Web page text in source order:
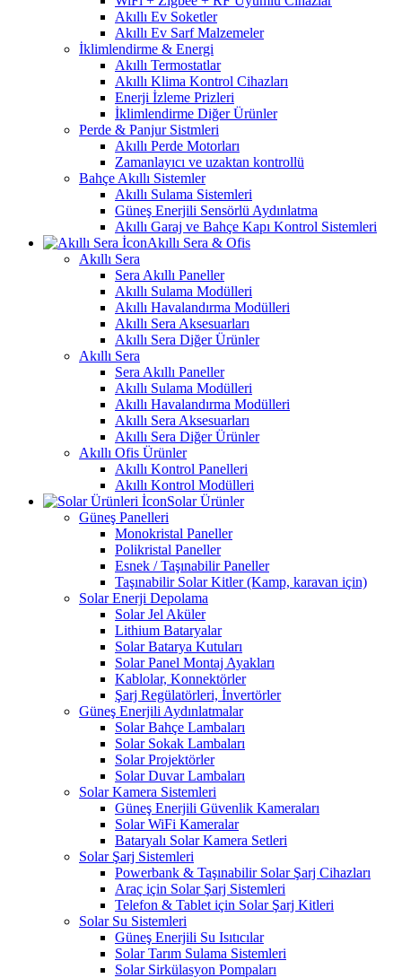
Akıllı Ev Soketler
Akıllı Ev Sarf Malzemeler
İklimlendirme & Energi
Akıllı Termostatlar
Akıllı Klima Kontrol Cihazları
Enerji İzleme Prizleri
İklimlendirme Diğer Ürünler
Perde & Panjur Sistmleri
Akıllı Perde Motorları
Zamanlayıcı ve uzaktan kontrollü
Bahçe Akıllı Sistemler
Akıllı Sulama Sistemleri
Güneş Enerjili Sensörlü Aydınlatma
Akıllı Garaj ve Bahçe Kapı Kontrol Sistemleri
Akıllı Sera & Ofis
Akıllı Sera
Sera Akıllı Paneller
Akıllı Sulama Modülleri
Akıllı Havalandırma Modülleri
Akıllı Sera Aksesuarları
Akıllı Sera Diğer Ürünler
Akıllı Sera
Sera Akıllı Paneller
Akıllı Sulama Modülleri
Akıllı Havalandırma Modülleri
Akıllı Sera Aksesuarları
Akıllı Sera Diğer Ürünler
Akıllı Ofis Ürünler
Akıllı Kontrol Panelleri
Akıllı Kontrol Modülleri
Solar Ürünler
Güneş Panelleri
Monokristal Paneller
Polikristal Paneller
Esnek / Taşınabilir Paneller
Taşınabilir Solar Kitler (Kamp, karavan için)
Solar Enerji Depolama
Solar Jel Aküler
Lithium Bataryalar
Solar Batarya Kutuları
Solar Panel Montaj Ayakları
Kablolar, Konnektörler
Şarj Regülatörleri, İnvertörler
Güneş Enerjili Aydınlatmalar
Solar Bahçe Lambaları
Solar Sokak Lambaları
Solar Projektörler
Solar Duvar Lambaları
Solar Kamera Sistemleri
Güneş Enerjili Güvenlik Kameraları
Solar WiFi Kameralar
Bataryalı Solar Kamera Setleri
Solar Şarj Sistemleri
Powerbank & Taşınabilir Solar Şarj Cihazları
Araç için Solar Şarj Sistemleri
Telefon & Tablet için Solar Şarj Kitleri
Solar Su Sistemleri
Güneş Enerjili Su Isıtıcılar
Solar Tarım Sulama Sistemleri
Solar Sirkülasyon Pompaları